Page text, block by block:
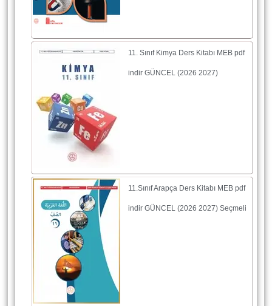
11. Sınıf Kimya Ders Kitabı MEB pdf
indir GÜNCEL (2026 2027)
11.Sınıf Arapça Ders Kitabı MEB pdf
indir GÜNCEL (2026 2027) Seçmeli